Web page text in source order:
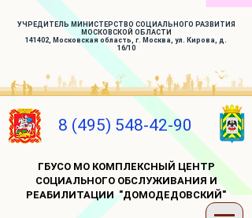
УЧРЕДИТЕЛЬ МИНИСТЕРСТВО СОЦИАЛЬНОГО РАЗВИТИЯ
МОСКОВСКОЙ ОБЛАСТИ
141402, Московская область, г. Москва, ул. Кирова, д.
16/10
8 (495) 548-42-90
ГБУСО МО КОМПЛЕКСНЫЙ ЦЕНТР
СОЦИАЛЬНОГО ОБСЛУЖИВАНИЯ И
РЕАБИЛИТАЦИИ "ДОМОДЕДОВСКИЙ"